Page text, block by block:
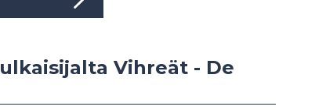
Vihreät - De